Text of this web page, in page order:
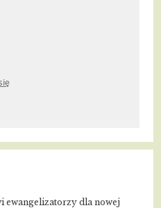
ewangelizatorzy dla nowej